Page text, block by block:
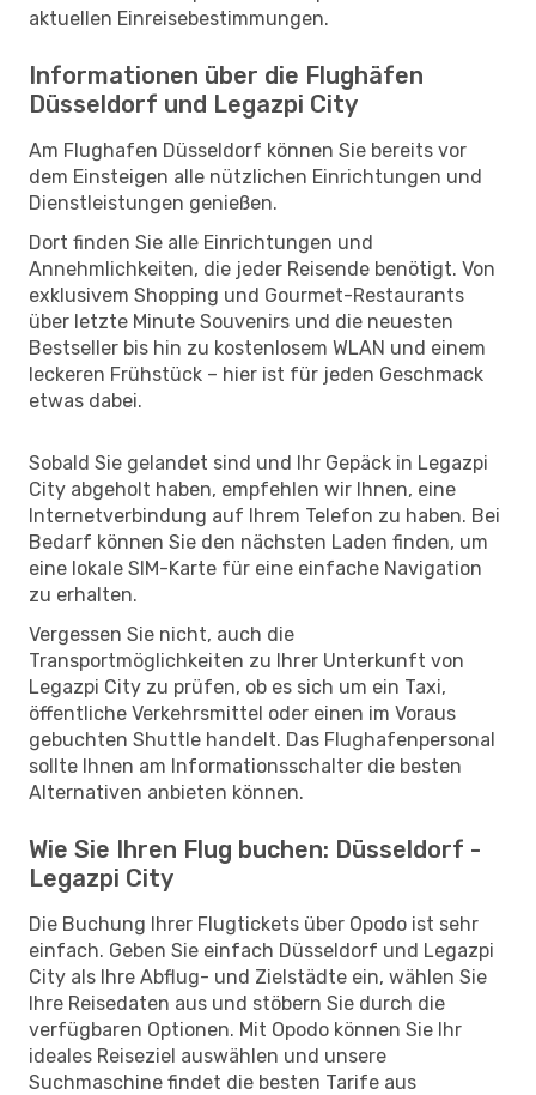
aktuellen Einreisebestimmungen.
Informationen über die Flughäfen
Düsseldorf und Legazpi City
Am Flughafen Düsseldorf können Sie bereits vor
dem Einsteigen alle nützlichen Einrichtungen und
Dienstleistungen genießen.
Dort finden Sie alle Einrichtungen und
Annehmlichkeiten, die jeder Reisende benötigt. Von
exklusivem Shopping und Gourmet-Restaurants
über letzte Minute Souvenirs und die neuesten
Bestseller bis hin zu kostenlosem WLAN und einem
leckeren Frühstück – hier ist für jeden Geschmack
etwas dabei.
Sobald Sie gelandet sind und Ihr Gepäck in Legazpi
City abgeholt haben, empfehlen wir Ihnen, eine
Internetverbindung auf Ihrem Telefon zu haben. Bei
Bedarf können Sie den nächsten Laden finden, um
eine lokale SIM-Karte für eine einfache Navigation
zu erhalten.
Vergessen Sie nicht, auch die
Transportmöglichkeiten zu Ihrer Unterkunft von
Legazpi City zu prüfen, ob es sich um ein Taxi,
öffentliche Verkehrsmittel oder einen im Voraus
gebuchten Shuttle handelt. Das Flughafenpersonal
sollte Ihnen am Informationsschalter die besten
Alternativen anbieten können.
Wie Sie Ihren Flug buchen: Düsseldorf -
Legazpi City
Die Buchung Ihrer Flugtickets über Opodo ist sehr
einfach. Geben Sie einfach Düsseldorf und Legazpi
City als Ihre Abflug- und Zielstädte ein, wählen Sie
Ihre Reisedaten aus und stöbern Sie durch die
verfügbaren Optionen. Mit Opodo können Sie Ihr
ideales Reiseziel auswählen und unsere
Suchmaschine findet die besten Tarife aus